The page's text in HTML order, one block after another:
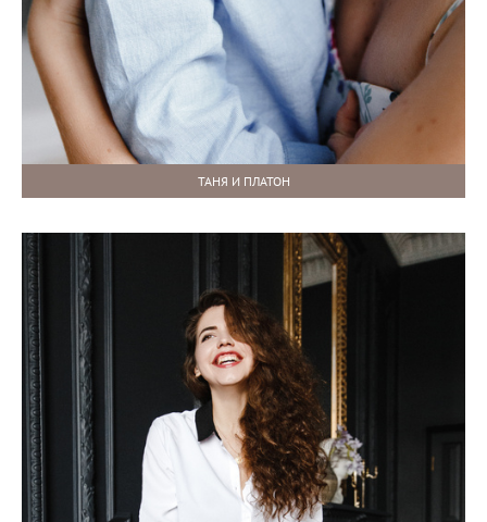
ТАНЯ И ПЛАТОН